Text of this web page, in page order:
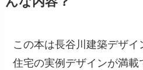
この本は長谷川建築デザ
住宅の実例デザインが満載